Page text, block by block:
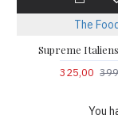
The Food
Supreme
325,00
You